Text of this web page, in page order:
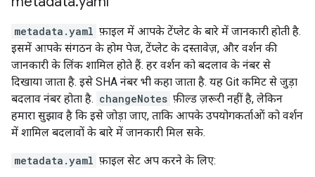
metadata.yaml फ़ाइल में आपके टेंप्लेट के बारे में जानकारी होती है.
इसमें आपके संगठन के होम पेज, टेंप्लेट के दस्तावेज़, और वर्शन की
जानकारी के लिंक शामिल होते हैं. हर वर्शन को बदलाव के नंबर से
दिखाया जाता है. इसे SHA नंबर भी कहा जाता है. यह Git कमिट से जुड़ा
बदलाव नंबर होता है. changeNotes फ़ील्ड ज़रूरी नहीं है, लेकिन
हमारा सुझाव है कि इसे जोड़ा जाए, ताकि आपके उपयोगकर्ताओं को वर्शन
में शामिल बदलावों के बारे में जानकारी मिल सके.
metadata.yaml फ़ाइल सेट अप करने के लिए: